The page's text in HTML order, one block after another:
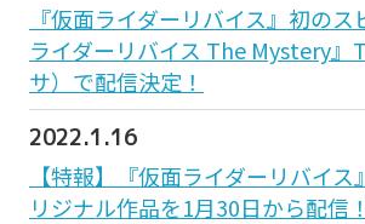
『仮面ライダーリバイス』初の
ライダーリバイス The Mystery』
サ）で配信決定！
2022.1.16
【特報】『仮面ライダーリバイ
リジナル作品を1月30日から配信！